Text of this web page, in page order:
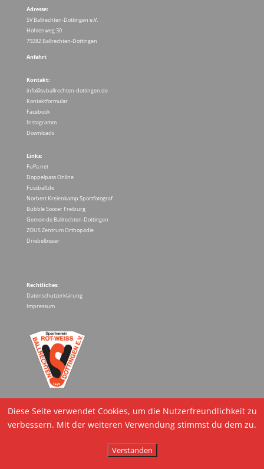
Adresse:
SV Ballrechten-Dottingen e.V.
Hohlenweg 30
79282 Ballrechten-Dottingen
Anfahrt
Kontakt:
info@svballrechten-dottingen.de
Kontaktformular
Facebook
Instagramm
Downloads
Links:
FuPa.net
Doppelpass Online
Fussball.de
Norbert Kreienkamp Sportfotograf
Bubble Soocer Freiburg
Gemeinde Ballrechten-Dottingen
ZOUS Zentrum Orthopädie
Driebelbisser
Rechtliches:
Datenschutzerklärung
Impressum
Diese Seite verwendet Cookies, um die Nutzerfreundlichkeit zu
verbessern. Mit der weiteren Verwendung stimmst du dem zu.
Verstanden